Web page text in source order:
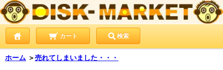
カート 検索
ホーム ＞売れてしまいました・・・